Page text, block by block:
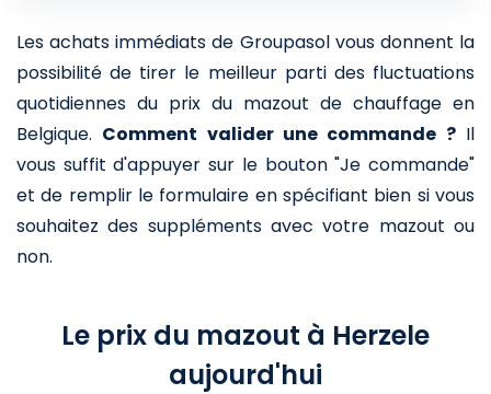
Les achats immédiats de Groupasol vous donnent la
possibilité de tirer le meilleur parti des fluctuations
quotidiennes du prix du mazout de chauffage en
Belgique. Comment valider une commande ?Il
vous suffit d'appuyer sur le bouton "Je commande"
et de remplir le formulaire en spécifiant bien si vous
souhaitez des suppléments avec votre mazout ou
non.
Le prix du mazout à Herzele
aujourd'hui